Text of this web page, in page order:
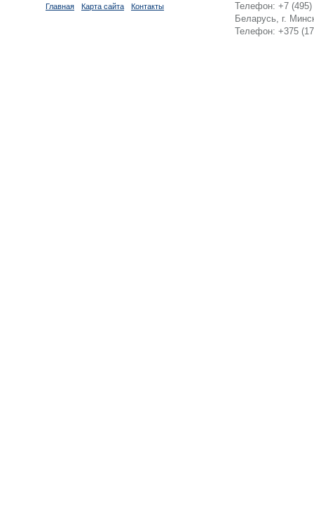
Главная Карта сайта Контакты
Телефон: +7 (495)
Беларусь, г.
Телефон: +375